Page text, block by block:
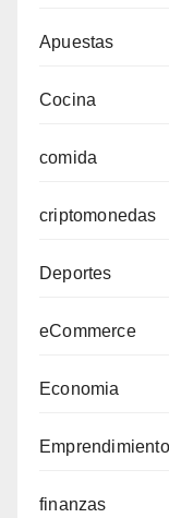
Apuestas
Cocina
comida
criptomonedas
Deportes
eCommerce
Economia
Emprendimiento
finanzas